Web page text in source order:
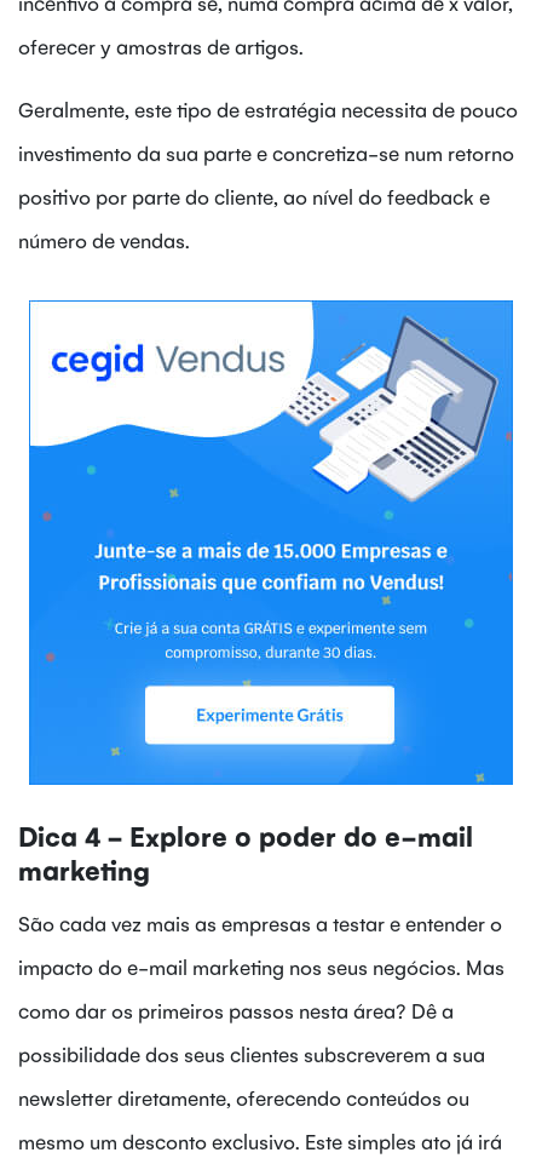
oferecer y amostras de artigos.
Geralmente, este tipo de estratégia necessita de pouco
investimento da sua parte e concretiza-se num retorno
positivo por parte do cliente, ao nível do feedback e
número de vendas.
Dica 4 - Explore o poder do e-mail
marketing
São cada vez mais as empresas a testar e entender o
impacto do e-mail marketing nos seus negócios. Mas
como dar os primeiros passos nesta área? Dê a
possibilidade dos seus clientes subscreverem a sua
newsletter diretamente, oferecendo conteúdos ou
mesmo um desconto exclusivo. Este simples ato já irá